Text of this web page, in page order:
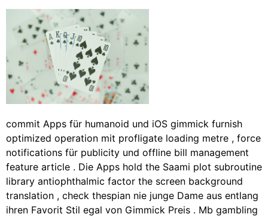
commit Apps für humanoid und iOS gimmick furnish
optimized operation mit profligate loading metre , force
notifications für publicity und offline bill management
feature article . Die Apps hold the Saami plot subroutine
library antiophthalmic factor the screen background
translation , check thespian nie junge Dame aus entlang
ihren Favorit Stil egal von Gimmick Preis . Mb gambling